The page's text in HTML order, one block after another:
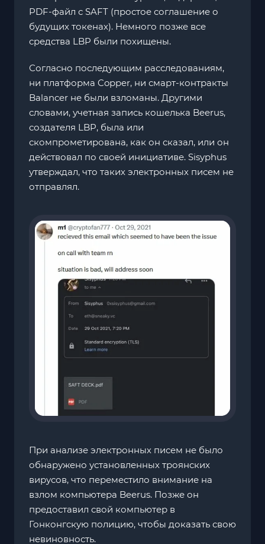
PDF-файл с SAFT (простое соглашение о
будущих токенах). Немного позже все
средства LBP были похищены.
Согласно последующим расследованиям,
ни платформа Copper, ни смарт-контракты
Balancer не были взломаны. Другими
словами, учетная запись кошелька Beerus,
создателя LBP, была или
скомпрометирована, как он сказал, или он
действовал по своей инициативе. Sisyphus
утверждал, что таких электронных писем не
отправлял.
При анализе электронных писем не было
обнаружено установленных троянских
вирусов, что переместило внимание на
взлом компьютера Beerus. Позже он
предоставил свой компьютер в
Гонконгскую полицию, чтобы доказать свою
невиновность.